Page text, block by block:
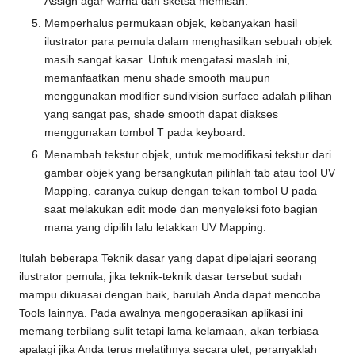
Memperhalus permukaan objek, kebanyakan hasil
ilustrator para pemula dalam menghasilkan sebuah objek
masih sangat kasar. Untuk mengatasi maslah ini,
memanfaatkan menu shade smooth maupun
menggunakan modifier sundivision surface adalah pilihan
yang sangat pas, shade smooth dapat diakses
menggunakan tombol T pada keyboard.
Menambah tekstur objek, untuk memodifikasi tekstur dari
gambar objek yang bersangkutan pilihlah tab atau tool UV
Mapping, caranya cukup dengan tekan tombol U pada
saat melakukan edit mode dan menyeleksi foto bagian
mana yang dipilih lalu letakkan UV Mapping.
Itulah beberapa Teknik dasar yang dapat dipelajari seorang
ilustrator pemula, jika teknik-teknik dasar tersebut sudah
mampu dikuasai dengan baik, barulah Anda dapat mencoba
Tools lainnya. Pada awalnya mengoperasikan aplikasi ini
memang terbilang sulit tetapi lama kelamaan, akan terbiasa
apalagi jika Anda terus melatihnya secara ulet, peranyaklah